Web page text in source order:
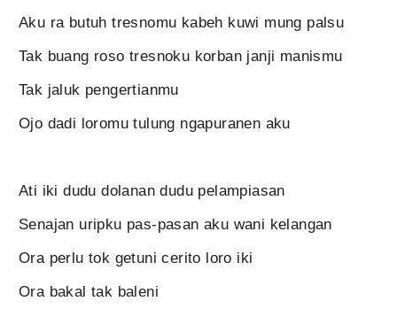
Aku ra butuh tresnomu kabeh kuwi mung palsu
Tak buang roso tresnoku korban janji manismu
Tak jaluk pengertianmu
Ojo dadi loromu tulung ngapuranen aku
Ati iki dudu dolanan dudu pelampiasan
Senajan uripku pas-pasan aku wani kelangan
Ora perlu tok getuni cerito loro iki
Ora bakal tak baleni